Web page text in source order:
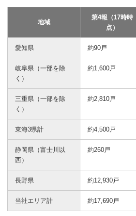
地域
第4報（17時時
点）
愛知県 約90戸
岐阜県（一部を除
く）
約1,600戸
三重県（一部を除
く）
約2,810戸
東海3県計 約4,500戸
静岡県（富士川以
西）
約260戸
長野県 約12,930戸
当社エリア計 約17,690戸